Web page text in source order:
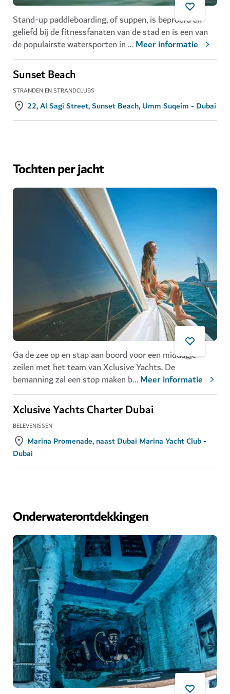
Stand-up paddleboarding, of suppen, is beproefd en
geliefd bij de fitnessfanaten van de stad en is een van
de populairste watersporten in...Meer informatie
Sunset Beach
STRANDEN EN STRANDCLUBS
22, Al Sagi Street, Sunset Beach, Umm Suqeim - Dubai
Tochten per jacht
Ga de zee op en stap aan boord voor een middagje
zeilen met het team van Xclusive Yachts. De
bemanning zal een stop maken b...Meer informatie
Xclusive Yachts Charter Dubai
BELEVENISSEN
Marina Promenade, naast Dubai Marina Yacht Club -
Dubai
Onderwaterontdekkingen